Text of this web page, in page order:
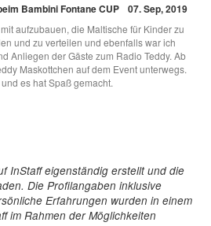
Bambini Fontane CUP
07. Sep, 2019
aufzubauen, die Maltische für Kinder zu
und zu verteilen und ebenfalls war ich
Anliegen der Gäste zum Radio Teddy. Ab
Maskottchen auf dem Event unterwegs.
es hat Spaß gemacht.
InStaff eigenständig erstellt und die
Die Profilangaben inklusive
Erfahrungen wurden in einem
im Rahmen der Möglichkeiten